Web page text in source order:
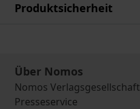
Produktsicherheit
Über Nomos
Nomos Verlagsgesellschaft
Presseservice